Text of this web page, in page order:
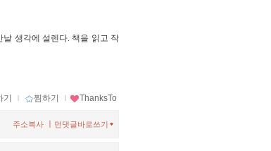
날 생각에 설렌다. 책을 읽고 작
ｌ 찜하기 ｌ ThanksTo
먼댓글바로쓰기
주소복사